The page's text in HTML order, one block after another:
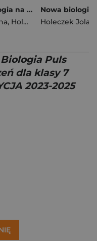
Nowa Biologia na czasie 2 SMARTBOOK liceum i technikum zakres podstawowy EDYCJA 2026
, Holeczek Jolanta Holeczek
Biologia Puls
dla klasy 7
2023-2025